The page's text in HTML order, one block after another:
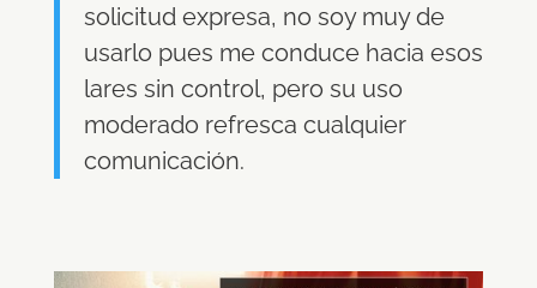
solicitud expresa, no soy muy de
usarlo pues me conduce hacia esos
lares sin control, pero su uso
moderado refresca cualquier
comunicación.